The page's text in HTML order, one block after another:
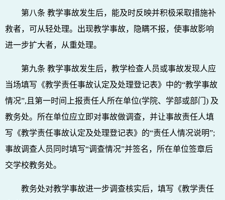
第八条 教学事故发生后，能及时反映并积极采取措施补
救者，可从轻处理。出现教学事故，隐瞒不报，使事故影响
进一步扩大者，从重处理。
第九条 教学事故发生后，教学检查人员或事故发现人应
当场填写《教学责任事故认定及处理登记表》中的“教学事故
情况”,且第一时间上报责任人所在单位(学院、学部或部门) 及
教务处。所在单位应立即对事故做调查，并让事故责任人填
写《教学责任事故认定及处理登记表》的“责任人情况说明”;
事故调查人员同时填写“调查情况”并签名，所在单位签章后
交学校教务处。
教务处对教学事故进一步调查核实后，填写《教学责任